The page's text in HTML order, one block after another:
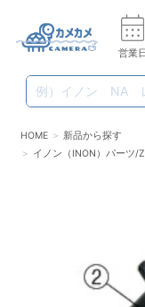
営業日
HOME
新品から探す
イノン（INON）パーツ/